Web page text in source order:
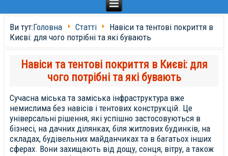
Ви тут:Головна Статті
Навіси та тентові покриття в
Києві: для чого потрібні та які бувають
Навіси та тентові покриття в Києві: для
чого потрібні та які бувають
Сучасна міська та заміська інфраструктура вже
немислима без навісів і тентових конструкцій. Це
універсальні рішення, які успішно застосовуються в
бізнесі, на дачних ділянках, біля житлових будинків, на
складах, будівельних майданчиках та в багатьох інших
сферах. Вони захищають від дощу, сонця, вітру, а також